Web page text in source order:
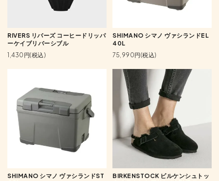
RIVERS リバーズ コーヒードリッパ
ーケイブリバーシブル
1,430円(税込)
SHIMANO シマノ ヴァシランドEL
40L
75,990円(税込)
SHIMANO シマノ ヴァシランドST
BIRKENSTOCK ビルケンシュトッ